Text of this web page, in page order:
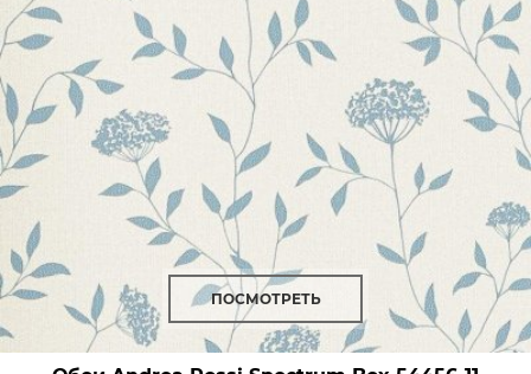
ПОСМОТРЕТЬ